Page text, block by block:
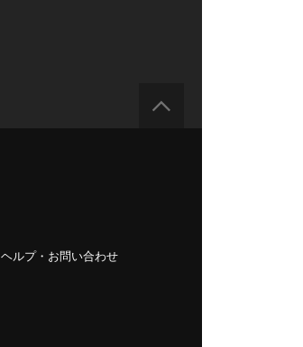
ヘルプ・お問い合わせ